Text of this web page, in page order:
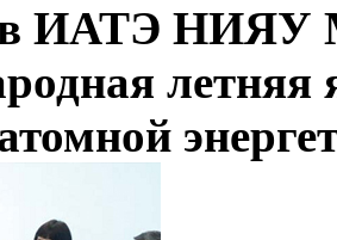
в ИАТЭ НИЯУ
летняя